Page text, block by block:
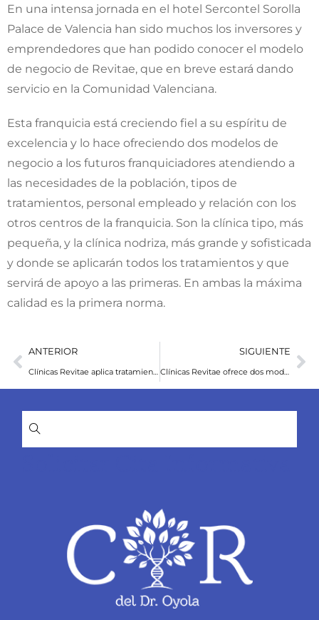
En una intensa jornada en el hotel Sercontel Sorolla
Palace de Valencia han sido muchos los inversores y
emprendedores que han podido conocer el modelo
de negocio de Revitae, que en breve estará dando
servicio en la Comunidad Valenciana.
Esta franquicia está creciendo fiel a su espíritu de
excelencia y lo hace ofreciendo dos modelos de
negocio a los futuros franquiciadores atendiendo a
las necesidades de la población, tipos de
tratamientos, personal empleado y relación con los
otros centros de la franquicia. Son la clínica tipo, más
pequeña, y la clínica nodriza, más grande y sofisticada
y donde se aplicarán todos los tratamientos y que
servirá de apoyo a las primeras. En ambas la máxima
calidad es la primera norma.
ANTERIOR
Clínicas Revitae aplica tratamientos multidisciplinares para conseguir la máxima satisfacción del paciente
SIGUIENTE
Clínicas Revitae ofrece dos modelos de expansión